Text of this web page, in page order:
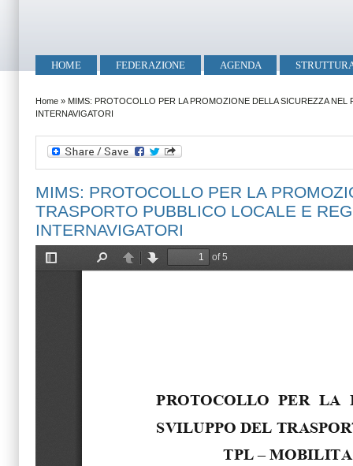
Menu principale
HOME FEDERAZIONE AGENDA
Tu sei qui
Home » MIMS: PROTOCOLLO PER LA PROMOZIONE DELLA SICUREZZA
INTERNAVIGATORI
MIMS: PROTOCOLLO PER LA
TRASPORTO PUBBLICO LOCALE E
INTERNAVIGATORI